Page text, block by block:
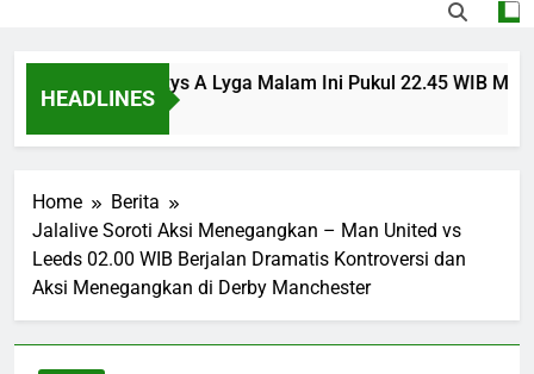
HEADLINES
vs Panevezys A Lyga Malam Ini Pukul 22.45 WIB
Home
Berita
Jalalive Soroti Aksi Menegangkan – Man United vs
Leeds 02.00 WIB Berjalan Dramatis Kontroversi dan
Aksi Menegangkan di Derby Manchester